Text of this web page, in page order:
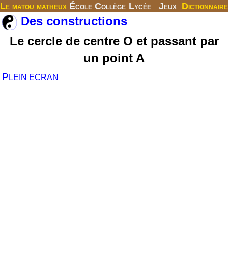
Le matou matheux École Collège Lycée Jeux Dictionnaire
Des constructions
Le cercle de centre O et passant par
un point A
P LEIN ECRAN